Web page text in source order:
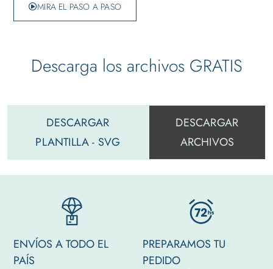
MIRA EL PASO A PASO
Descarga los archivos GRATIS
DESCARGAR
PLANTILLA - SVG
DESCARGAR
ARCHIVOS
ENVÍOS A TODO EL
PAÍS
PREPARAMOS TU
PEDIDO